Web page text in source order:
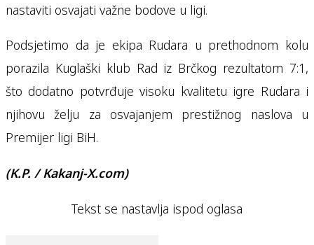
nastaviti osvajati važne bodove u ligi.
Podsjetimo da je ekipa Rudara u prethodnom kolu
porazila Kuglaški klub Rad iz Brčkog rezultatom 7:1,
što dodatno potvrđuje visoku kvalitetu igre Rudara i
njihovu želju za osvajanjem prestižnog naslova u
Premijer ligi BiH.
(K.P. / Kakanj-X.com)
Tekst se nastavlja ispod oglasa